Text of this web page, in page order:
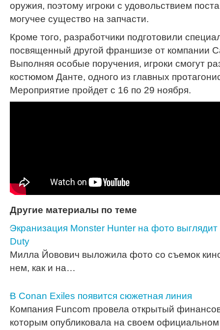
оружия, поэтому игроки с удовольствием
могучее существо на запчасти.
Кроме того, разработчики подготовили
посвященный другой франшизе от компании
Выполняя особые поручения, игроки смогут
костюмом Данте, одного из главных
Мероприятие пройдет с 16 по 29 ноября.
Другие материалы по теме
Экранизация Monster Hunter на фото
Duty
Милла Йовович выложила фото со съемок
нем, как и на…
В Conan Exiles появится сюжетная линия
Компания Funcom провела открытый
которым опубликовала на своем